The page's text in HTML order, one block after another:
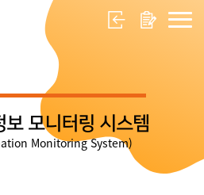
보 모니터링 시스템
Monitoring System)